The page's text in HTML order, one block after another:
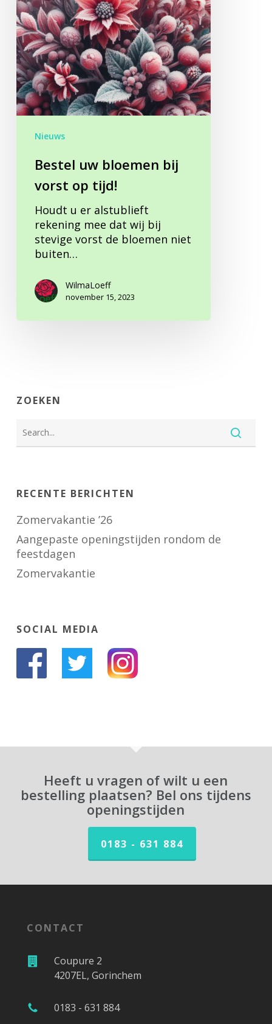
tijd!
Nieuws
Bestel uw bloemen bij
vorst op tijd!
Houdt u er alstublieft
rekening mee dat wij bij
stevige vorst de bloemen niet
buiten…
WilmaLoeff
november 15, 2023
ZOEKEN
RECENTE BERICHTEN
Zomervakantie ’26
Aangepaste openingstijden rondom de
feestdagen
Zomervakantie
SOCIAL MEDIA
Heeft u vragen of wilt u een
bestelling plaatsen? Bel ons tijdens
openingstijden
0183 - 631 884
CONTACT
Coupure 2
4207EL, Gorinchem
0183 - 631 884